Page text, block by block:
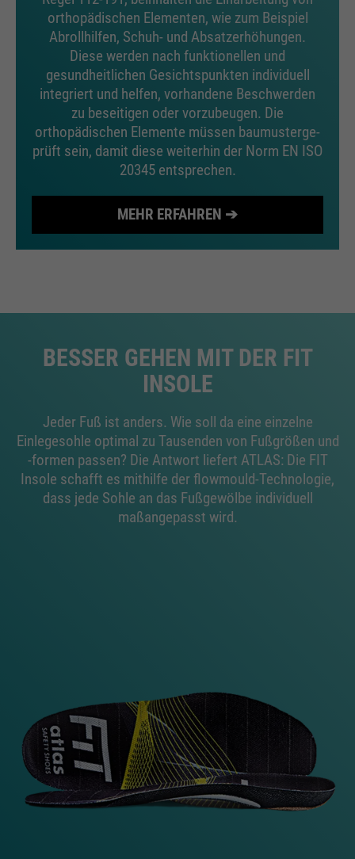
orthopädischen Elementen, wie zum Beispiel
Abrollhilfen, Schuh- und Absatzerhöhungen.
Diese werden nach funktionellen und
gesundheitlichen Gesichtspunkten individuell
integriert und helfen, vorhandene Beschwerden
zu beseitigen oder vorzubeugen. Die
orthopädischen Elemente müssen baumusterge-
prüft sein, damit diese weiterhin der Norm EN ISO
20345 entsprechen.
MEHR ERFAHREN ➔
BESSER GEHEN MIT DER FIT
INSOLE
Jeder Fuß ist anders. Wie soll da eine einzelne
Einlegesohle optimal zu Tausenden von Fußgrößen und
-formen passen? Die Antwort liefert ATLAS: Die FIT
Insole schafft es mithilfe der flowmould-Technologie,
dass jede Sohle an das Fußgewölbe individuell
maßangepasst wird.